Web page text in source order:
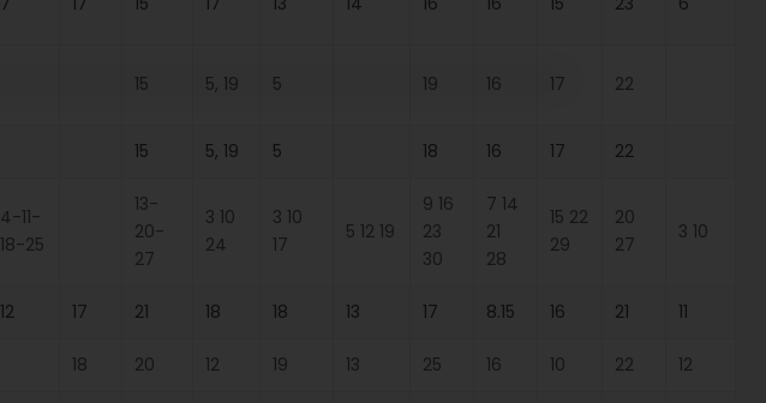
15 5, 19 5 19 16 17 22
15 5, 19 5 18 16 17 22
4-11-
18-25
13-
20-
27
3 10
24
3 10
17
5 12 19
9 16
23
30
7 14
21
28
15 22
29
20
27
3 10
12 17 21 18 18 13 17 8.15 16 21 11
18 20 12 19 13 25 16 10 22 12